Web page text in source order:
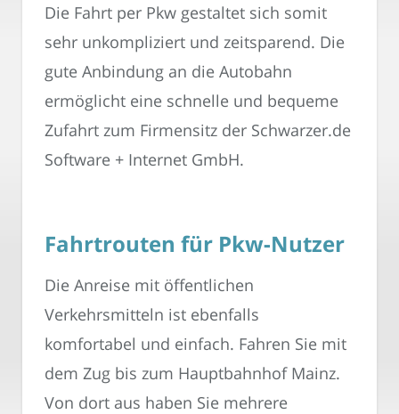
Die Fahrt per Pkw gestaltet sich somit
sehr unkompliziert und zeitsparend. Die
gute Anbindung an die Autobahn
ermöglicht eine schnelle und bequeme
Zufahrt zum Firmensitz der Schwarzer.de
Software + Internet GmbH.
Fahrtrouten für Pkw-Nutzer
Die Anreise mit öffentlichen
Verkehrsmitteln ist ebenfalls
komfortabel und einfach. Fahren Sie mit
dem Zug bis zum Hauptbahnhof Mainz.
Von dort aus haben Sie mehrere